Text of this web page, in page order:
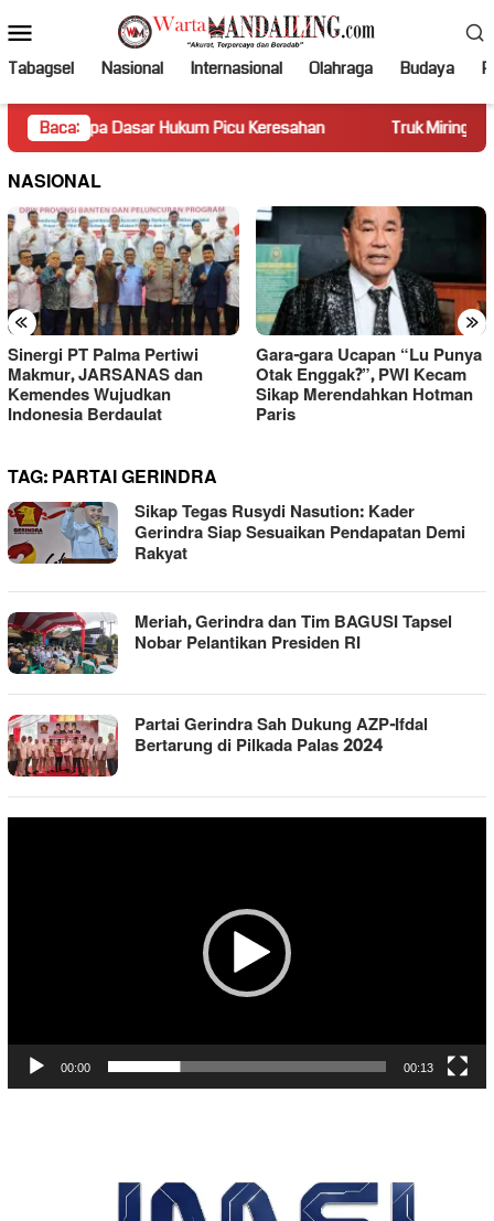
ke
kontenMobile
Tabagsel Nasional Internasional Olahraga Budaya
Baca:
Dasar Hukum Picu Keresahan Truk Miring Hambat Arus
NASIONAL
« »
Sinergi PT Palma Pertiwi
Makmur, JARSANAS dan
Kemendes Wujudkan
Indonesia Berdaulat
Gara-gara Ucapan “Lu Punya
Otak Enggak?”, PWI Kecam
Sikap Merendahkan Hotman
Paris
TAG:PARTAI GERINDRA
Sikap Tegas Rusydi Nasution: Kader
Gerindra Siap Sesuaikan Pendapatan Demi
Rakyat
Meriah, Gerindra dan Tim BAGUSI Tapsel
Nobar Pelantikan Presiden RI
Partai Gerindra Sah Dukung AZP-Ifdal
Bertarung di Pilkada Palas 2024
00:00 00:13